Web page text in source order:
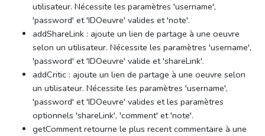
utilisateur. Nécessite les paramètres 'username',
'password' et 'IDOeuvre' valides et 'note'.
addShareLink : ajoute un lien de partage à une oeuvre
selon un utilisateur. Nécessite les paramètres 'username',
'password' et 'IDOeuvre' valide et 'shareLink'.
addCritic : ajoute un lien de partage à une oeuvre selon
un utilisateur. Nécessite les paramètres 'username',
'password' et 'IDOeuvre' valides et les paramètres
optionnels 'shareLink', 'comment' et 'note'.
getComment retourne le plus recent commentaire à une